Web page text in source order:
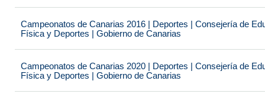
Campeonatos de Canarias 2016 | Deportes | Consejería de
Física y Deportes | Gobierno de Canarias
Campeonatos de Canarias 2020 | Deportes | Consejería de
Física y Deportes | Gobierno de Canarias